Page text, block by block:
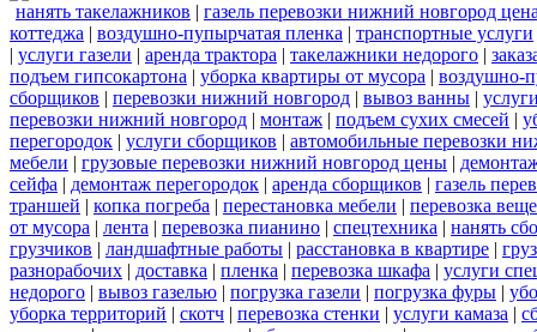
нанять такелажников | газель перевозки нижний новгород
коттеджа | воздушно-пупырчатая пленка | транспортные услуги
| услуги газели | аренда трактора | такелажники недорого |
подъем гипсокартона | уборка квартиры от мусора | воздушно-
сборщиков | перевозки нижний новгород | вывоз ванны |
перевозки нижний новгород | монтаж | подъем сухих смесей |
перегородок | услуги сборщиков | автомобильные перевозки
мебели | грузовые перевозки нижний новгород цены |
сейфа | демонтаж перегородок | аренда сборщиков | газель
траншей | копка погреба | перестановка мебели | перевозка
от мусора | лента | перевозка пианино | спецтехника | нанять
грузчиков | ландшафтные работы | расстановка в квартире |
разнорабочих | доставка | пленка | перевозка шкафа | услуги
недорого | вывоз газелью | погрузка газели | погрузка фуры |
уборка территорий | скотч | перевозка стенки | услуги камаза |